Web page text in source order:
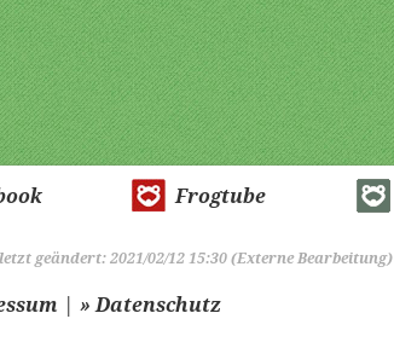
Frogtube
geändert: 2021/02/12 15:30 (Externe Bearbeitung)
| » Datenschutz